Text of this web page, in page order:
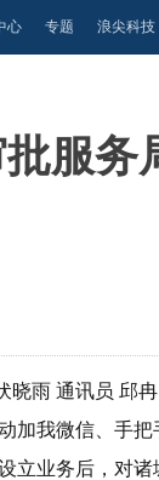
心 专题 浪尖科技
服务
晓雨 通讯员 邱
加我微信、手
立业务后，对